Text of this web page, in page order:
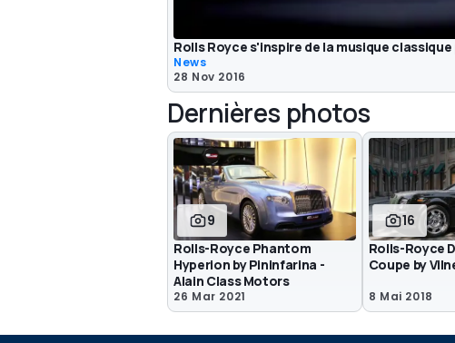
Rolls Royce s'inspire de la musique
News
28 Nov 2016
Dernières photos
9
Rolls-Royce Phantom
Hyperion by Pininfarina -
Alain Class Motors
26 Mar 2021
16
Rolls-Royce
Coupe by
8 Mai 2018